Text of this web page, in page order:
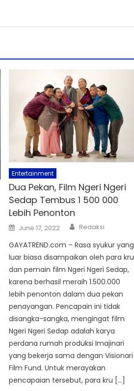
Entertainment
Dua Pekan, Film Ngeri Ngeri
Sedap Tembus 1 500 000
Lebih Penonton
Posted
on
June 17, 2022 Author
Redaksi
GAYATREND.com – Rasa syukur yang
luar biasa disampaikan oleh para kru
dan pemain film Ngeri Ngeri Sedap,
karena berhasil meraih 1.500.000
lebih penonton dalam dua pekan
penayangan. Pencapain ini tidak
disangka-sangka, mengingat film
Ngeri Ngeri Sedap adalah karya
perdana rumah produksi Imajinari
yang bekerja sama dengan Visionari
Film Fund. Untuk merayakan
pencapaian tersebut, para kru […]